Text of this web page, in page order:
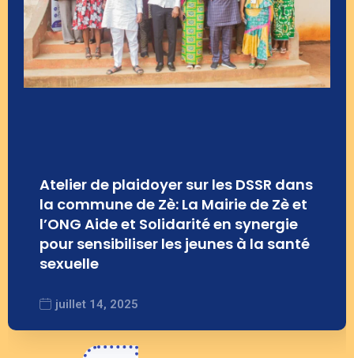
Atelier de plaidoyer sur les DSSR dans
la commune de Zè: La Mairie de Zè et
l’ONG Aide et Solidarité en synergie
pour sensibiliser les jeunes à la santé
sexuelle
juillet 14, 2025